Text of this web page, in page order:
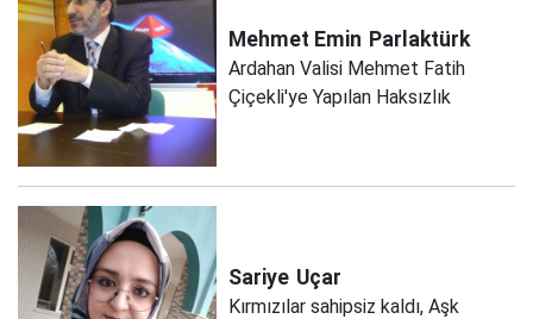
Mehmet Emin Parlaktürk
Ardahan Valisi Mehmet Fatih
Çiçekli'ye Yapılan Haksızlık
Sariye Uçar
Kırmızılar sahipsiz kaldı, Aşk